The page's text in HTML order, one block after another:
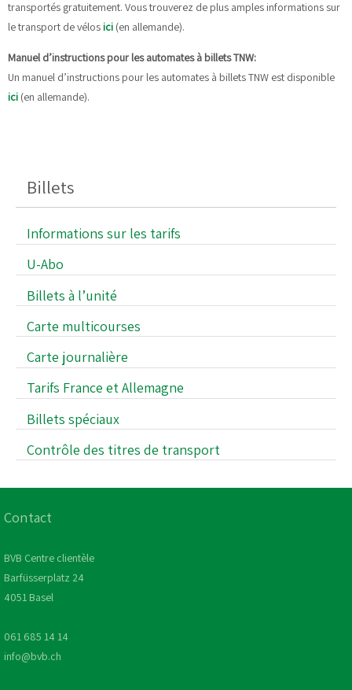
transportés gratuitement. Vous trouverez de plus amples informations sur
le transport de vélosici (en allemande).
Manuel d’instructions pour les automates à billets TNW:
Un manuel d’instructions pour les automates à billets TNW est disponible
ici (en allemande).
Billets
Informations sur les tarifs
U-Abo
Billets à l’unité
Carte multicourses
Carte journalière
Tarifs France et Allemagne
Billets spéciaux
Contrôle des titres de transport
Contact
BVB Centre clientèle
Barfüsserplatz 24
4051 Basel
061 685 14 14
info@bvb.ch